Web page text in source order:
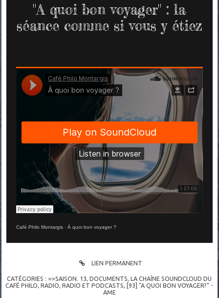
"A quoi bon voyager" : la
séance comme si vous y étiez
Café Philo Montargis· À quoi bon voyager ?
LIEN PERMANENT
CATÉGORIES : =>SAISON. 13,DOCUMENTS,LA CHAÎNE SOUNDCLOUD DU
CAFÉ PHILO,RADIO,RADIO ET PODCASTS, [93] "A QUOI BON VOYAGER?" -
AME